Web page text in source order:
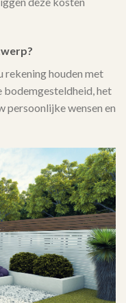
rekening houden met
bodemgesteldheid, het
persoonlijke wensen en